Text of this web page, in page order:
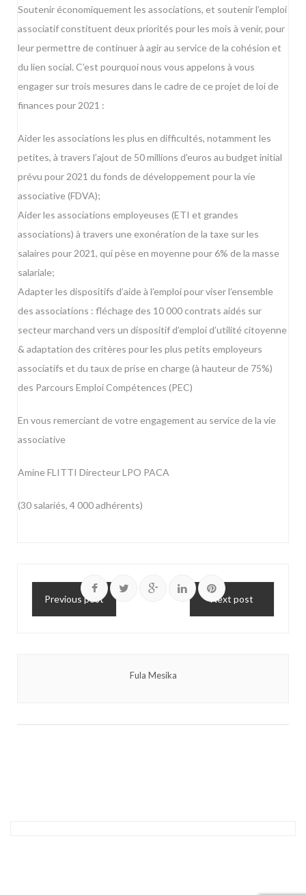
Soutenir économiquement les associations, et soutenir l’emploi
associatif constituent deux priorités pour les mois à venir, pour
leur permettre de continuer à agir au service de la cohésion et
du lien social. C’est pourquoi nous vous appelons à vous
engager sur trois mesures dans le cadre de ce projet de loi de
finances pour 2021 :
Aider les associations les plus en difficultés, notamment les
petites, à travers l’ajout de 50 millions d’euros au budget initial
prévu pour 2021 du fonds de développement pour la vie
associative (FDVA);
Aider les associations employeuses (ETI et grandes
associations) à travers une exonération de la taxe sur les
salaires pour 2021, qui pèse en moyenne pour 6% de la masse
salariale;
Adapter les dispositifs d’aide à l’emploi pour viser l’ensemble
des associations : fléchage des 10 000 contrats aidés sur
secteur marchand vers un dispositif d’emploi d’utilité citoyenne
& adaptation des critères pour les plus petits employeurs
associatifs et du taux de prise en charge (à hauteur de 75%)
des Parcours Emploi Compétences (PEC)
En vous remerciant de votre engagement au service de la vie
associative
Amine FLITTI Directeur LPO PACA
(30 salariés, 4 000 adhérents)
Previous post Next post
Fula Mesika